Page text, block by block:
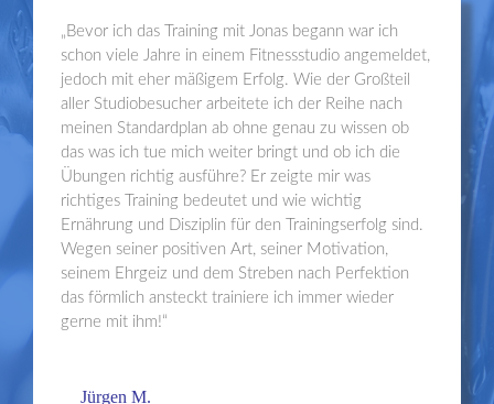
„Bevor ich das Training mit Jonas begann war ich
schon viele Jahre in einem Fitnessstudio angemeldet,
jedoch mit eher mäßigem Erfolg. Wie der Großteil
aller Studiobesucher arbeitete ich der Reihe nach
meinen Standardplan ab ohne genau zu wissen ob
das was ich tue mich weiter bringt und ob ich die
Übungen richtig ausführe? Er zeigte mir was
richtiges Training bedeutet und wie wichtig
Ernährung und Disziplin für den Trainingserfolg sind.
Wegen seiner positiven Art, seiner Motivation,
seinem Ehrgeiz und dem Streben nach Perfektion
das förmlich ansteckt trainiere ich immer wieder
gerne mit ihm!“
Jürgen M.